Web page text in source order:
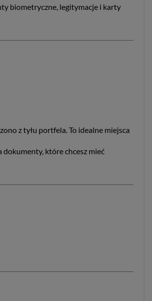
biometryczne, legitymacje i karty
z tyłu portfela. To idealne miejsca
dokumenty, które chcesz mieć